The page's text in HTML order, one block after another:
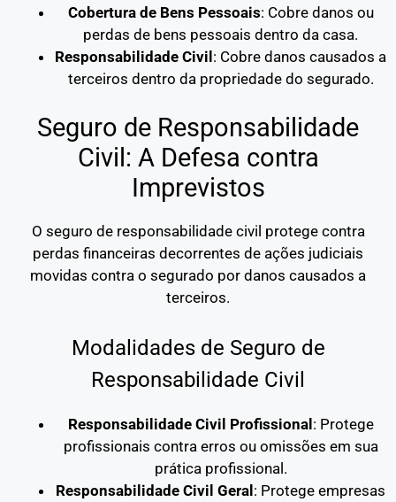
Cobertura de Bens Pessoais: Cobre danos ou
perdas de bens pessoais dentro da casa.
Responsabilidade Civil: Cobre danos causados a
terceiros dentro da propriedade do segurado.
Seguro de Responsabilidade
Civil: A Defesa contra
Imprevistos
O seguro de responsabilidade civil protege contra
perdas financeiras decorrentes de ações judiciais
movidas contra o segurado por danos causados a
terceiros.
Modalidades de Seguro de
Responsabilidade Civil
Responsabilidade Civil Profissional: Protege
profissionais contra erros ou omissões em sua
prática profissional.
Responsabilidade Civil Geral: Protege empresas